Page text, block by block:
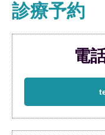
診療予約
電